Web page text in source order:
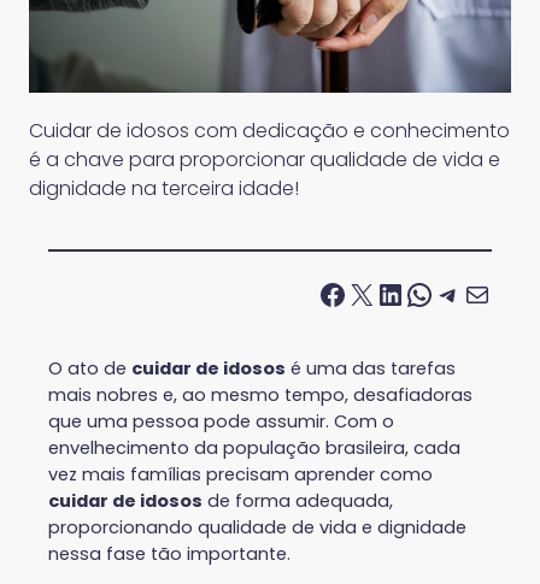
Cuidar de idosos com dedicação e conhecimento
é a chave para proporcionar qualidade de vida e
dignidade na terceira idade!
Facebook X LinkedIn WhatsApp Telegram E-mail
O ato de cuidar de idosos é uma das tarefas
mais nobres e, ao mesmo tempo, desafiadoras
que uma pessoa pode assumir. Com o
envelhecimento da população brasileira, cada
vez mais famílias precisam aprender como
cuidar de idosos de forma adequada,
proporcionando qualidade de vida e dignidade
nessa fase tão importante.